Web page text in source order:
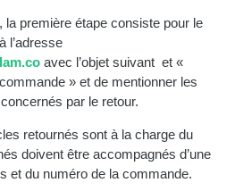
la première étape consiste pour le
l’adresse
avec l’objet suivant et «
» et de mentionner les
par le retour.
retournés sont à la charge du
doivent être accompagnés d’une
et du numéro de la commande.